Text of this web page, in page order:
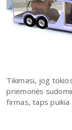
Tikimasi, jog
priemonės
firmas, taps